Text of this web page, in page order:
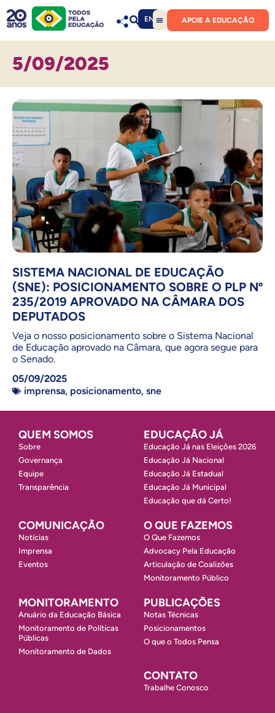
EN APOIE A EDUCAÇÃO
5/09/2025
SISTEMA NACIONAL DE EDUCAÇÃO
(SNE): POSICIONAMENTO SOBRE O PLP Nº
235/2019 APROVADO NA CÂMARA DOS
DEPUTADOS
Veja o nosso posicionamento sobre o Sistema Nacional
de Educação aprovado na Câmara, que agora segue para
o Senado.
05/09/2025
imprensa, posicionamento, sne
QUEM SOMOS
Sobre
Governança
Equipe
Transparência
EDUCAÇÃO JÁ
Educação Já nas Eleições 2026
Educação Já Nacional
Educação Já Estadual
Educação Já Municipal
Educação que dá Certo!
COMUNICAÇÃO
Notícias
Imprensa
Eventos
O QUE FAZEMOS
O Que Fazemos
Advocacy Pela Educação
Articulação de Coalizões
Monitoramento Público
MONITORAMENTO
Anuário da Educação Básica
Monitoramento de Políticas
Públicas
Monitoramento de Dados
PUBLICAÇÕES
Notas Técnicas
Posicionamentos
O que o Todos Pensa
CONTATO
Trabalhe Conosco